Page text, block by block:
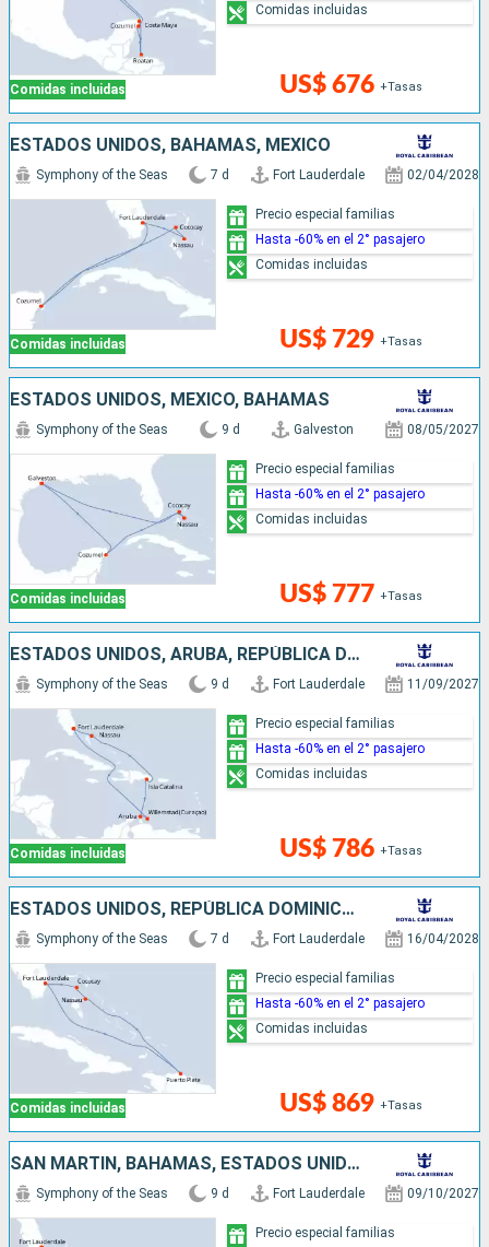
Comidas incluidas US$ 676 +Tasas
Comidas incluidas
ESTADOS UNIDOS, BAHAMAS, MÉXICO
Comidas incluidas
Symphony of the Seas 7 d Fort Lauderdale 02/04/2028
US$ 729 +Tasas
Precio especial familias
Hasta -60% en el 2° pasajero
Comidas incluidas
ESTADOS UNIDOS, MÉXICO, BAHAMAS
Comidas incluidas
Symphony of the Seas 9 d Galveston 08/05/2027
US$ 777 +Tasas
Precio especial familias
Hasta -60% en el 2° pasajero
Comidas incluidas
ESTADOS UNIDOS, ARUBA, REPÚBLICA DOMINICANA, BAHAMAS
Comidas incluidas
Symphony of the Seas 9 d Fort Lauderdale 11/09/2027
US$ 786 +Tasas
Precio especial familias
Hasta -60% en el 2° pasajero
Comidas incluidas
ESTADOS UNIDOS, REPÚBLICA DOMINICANA, BAHAMAS
Comidas incluidas
Symphony of the Seas 7 d Fort Lauderdale 16/04/2028
US$ 869 +Tasas
Precio especial familias
Hasta -60% en el 2° pasajero
Comidas incluidas
SAN MARTÍN, BAHAMAS, ESTADOS UNIDOS
Symphony of the Seas 9 d Fort Lauderdale 09/10/2027
Precio especial familias